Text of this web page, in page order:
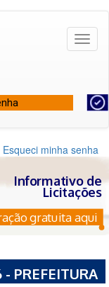
Esqueci minha senha
Informativo de
Licitações
gratuita aqui
PREFEITURA